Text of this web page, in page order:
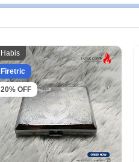
Habis
Firetric
20% OFF